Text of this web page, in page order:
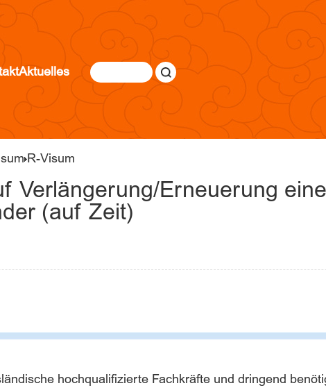
Aktuelles
R-Visum
Verlängerung/Erneuerung
(auf Zeit)
hochqualifizierte Fachkräfte und dringend